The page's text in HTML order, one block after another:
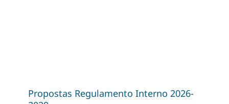
Propostas Regulamento Interno 2026-